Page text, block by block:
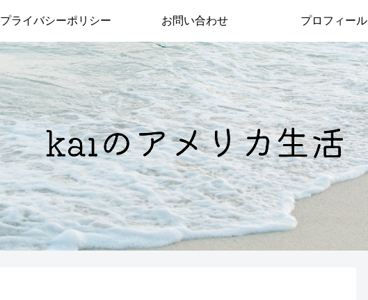
プライバシーポリシー お問い合わせ プロフィール